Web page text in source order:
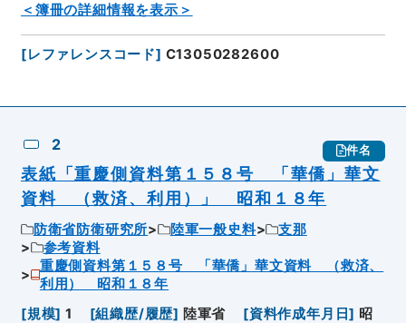
＜簿冊の詳細情報を表示＞
[レファレンスコード] C13050282600
2 件名
表紙「重慶側資料第１５８号 「華僑」華文
資料 （救済、利用）」 昭和１８年
防衛省防衛研究所 陸軍一般史料
支那
参考資料
重慶側資料第１５８号 「華僑」華文資料 （救済、
利用） 昭和１８年
[規模] 1 [組織歴/履歴] 陸軍省 [資料作成年月日] 昭